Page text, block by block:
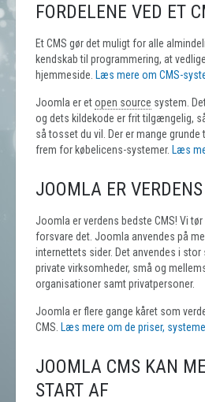
FORDELENE VED ET
Et CMS gør det muligt for alle
kendskab til programmering, at
hjemmeside.
Læs mere om CMS-
Joomla er etopen source system.
og dets kildekode er frit tilgængelig,
så tosset du vil. Der er mange
frem for købelicens-systemer.
Læs
JOOMLA ER
Joomla er verdens bedste CMS! Vi
forsvare det. Joomla anvendes på
internettets sider. Det anvendes i
private virksomheder, små og
organisationer samt privatpersoner.
Joomla er flere gange kåret som
CMS.
Læs mere om de priser,
JOOMLA CMS KAN
START AF